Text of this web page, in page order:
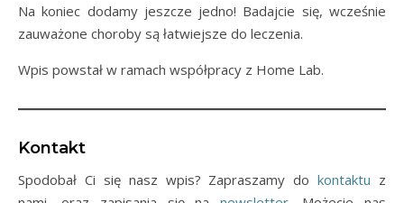
Na koniec dodamy jeszcze jedno! Badajcie się, wcześnie
zauważone choroby są łatwiejsze do leczenia.
Wpis powstał w ramach współpracy z Home Lab.
Kontakt
Spodobał Ci się nasz wpis? Zapraszamy dokontaktu z